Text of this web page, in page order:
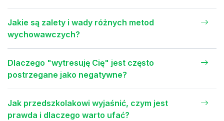
Jakie są zalety i wady różnych metod
wychowawczych?
Dlaczego "wytresuję Cię" jest często
postrzegane jako negatywne?
Jak przedszkolakowi wyjaśnić, czym jest
prawda i dlaczego warto ufać?